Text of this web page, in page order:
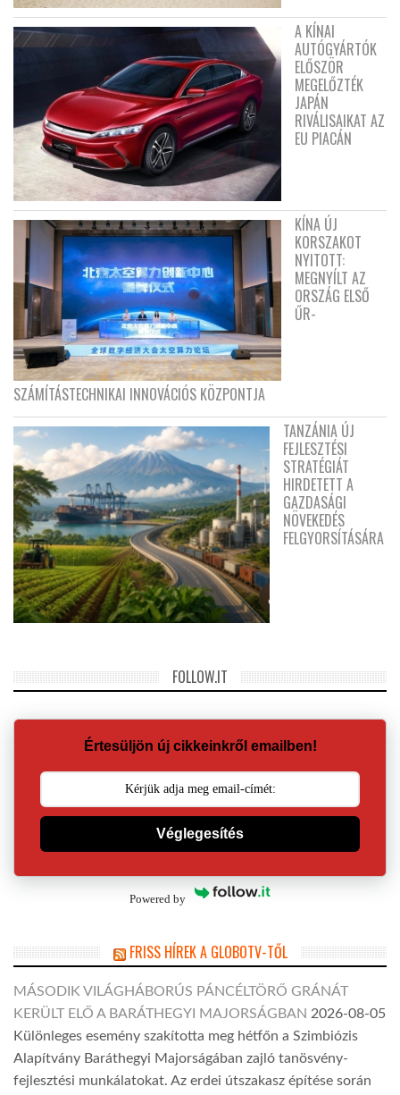
A KÍNAI
AUTÓGYÁRTÓK
ELŐSZÖR
MEGELŐZTÉK
JAPÁN
RIVÁLISAIKAT AZ
EU PIACÁN
KÍNA ÚJ
KORSZAKOT
NYITOTT:
MEGNYÍLT AZ
ORSZÁG ELSŐ
ŰR-
SZÁMÍTÁSTECHNIKAI INNOVÁCIÓS KÖZPONTJA
TANZÁNIA ÚJ
FEJLESZTÉSI
STRATÉGIÁT
HIRDETETT A
GAZDASÁGI
NÖVEKEDÉS
FELGYORSÍTÁSÁRA
FOLLOW.IT
Értesüljön új cikkeinkről emailben!
Véglegesítés
Powered by
FRISS HÍREK A GLOBOTV-TŐL
MÁSODIK VILÁGHÁBORÚS PÁNCÉLTÖRŐ GRÁNÁT
KERÜLT ELŐ A BARÁTHEGYI MAJORSÁGBAN 2026-08-05
Különleges esemény szakította meg hétfőn a Szimbiózis
Alapítvány Baráthegyi Majorságában zajló tanösvény-
fejlesztési munkálatokat. Az erdei útszakasz építése során